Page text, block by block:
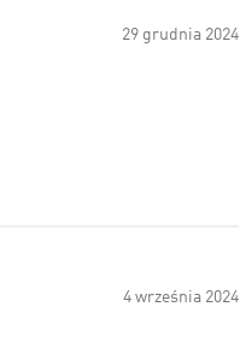
29 grudnia 2024
4 września 2024